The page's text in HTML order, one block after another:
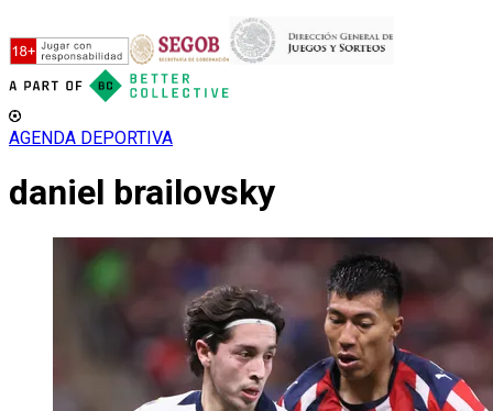
AGENDA DEPORTIVA
daniel brailovsky